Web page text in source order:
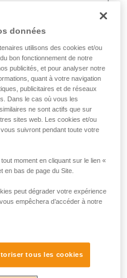
données
utilisons des cookies et/ou
bon fonctionnement de notre
publicités, et pour analyser notre
quant à votre navigation
publicitaires et de réseaux
Dans le cas où vous les
ne sont actifs que sur
sites web. Les cookies et/ou
suivront pendant toute votre
moment en cliquant sur le lien «
en bas de page du Site.
peut dégrader votre expérience
empêchera d’accéder à notre
tous les cookies